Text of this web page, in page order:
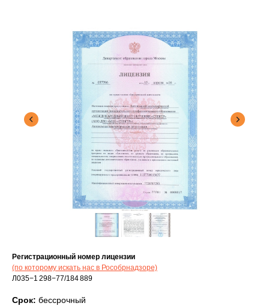
Регистрационный номер лицензии
(по которому искать нас в Рособрнадзоре)
Л035−1 298−77/184 889
Срок: бессрочный